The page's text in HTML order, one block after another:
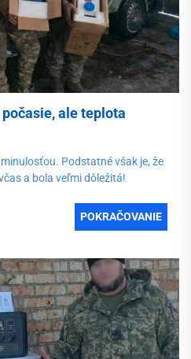
ale teplota
Podstatné však je, že
a bola veľmi dôležitá!
POKRAČOVANIE